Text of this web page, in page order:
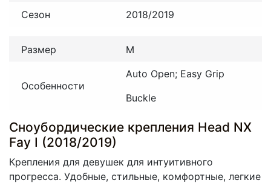
Сезон 2018/2019
Размер M
Особенности
Auto Open; Easy Grip
Buckle
Сноубордические крепления Head NX
Fay I (2018/2019)
Крепления для девушек для интуитивного
прогресса. Удобные, стильные, комфортные, легкие